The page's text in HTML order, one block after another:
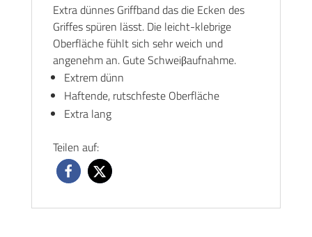
Extra dünnes Griffband das die Ecken des
Griffes spüren lässt. Die leicht-klebrige
Oberfläche fühlt sich sehr weich und
angenehm an. Gute Schweiβaufnahme.
Extrem dünn
Haftende, rutschfeste Oberfläche
Extra lang
Teilen auf: